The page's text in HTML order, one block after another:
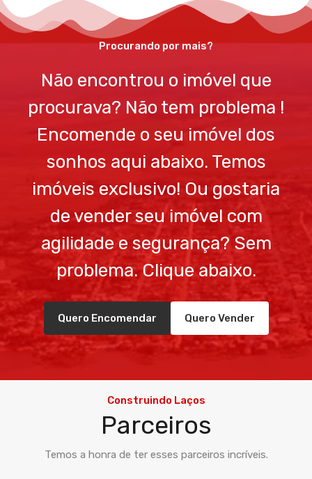
Procurando por mais?
Não encontrou o imóvel que
procurava? Não tem problema !
Encomende o seu imóvel dos
sonhos aqui abaixo. Temos
imóveis exclusivo! Ou gostaria
de vender seu imóvel com
agilidade e segurança? Sem
problema. Clique abaixo.
Quero Encomendar Quero Vender
Construindo Laços
Parceiros
Temos a honra de ter esses parceiros incríveis.